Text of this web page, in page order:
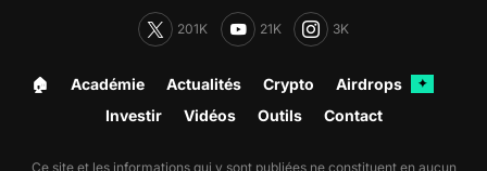
201K 21K 3K
🏠︎ Académie Actualités Crypto Airdrops ✦
Investir Vidéos Outils Contact
Ce site et les informations qui y sont publiées ne constituent en aucun